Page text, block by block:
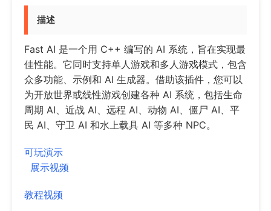
描述
Fast AI 是一个用 C++ 编写的 AI 系统，旨在实现最
佳性能。它同时支持单人游戏和多人游戏模式，包含
众多功能、示例和 AI 生成器。借助该插件，您可以
为开放世界或线性游戏创建各种 AI 系统，包括生命
周期 AI、近战 AI、远程 AI、动物 AI、僵尸 AI、平
民 AI、守卫 AI 和水上载具 AI 等多种 NPC。
可玩演示
展示视频
教程视频